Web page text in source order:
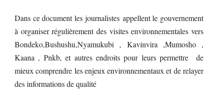
Dans ce document les journalistes appellent le gouvernement
à organiser régulièrement des visites environnementales vers
Bondeko,Bushushu,Nyamukubi , Kavinvira ,Mumosho ,
Kaana , Pnkb, et autres endroits pour leurs permettre de
mieux comprendre les enjeux environnementaux et de relayer
des informations de qualité